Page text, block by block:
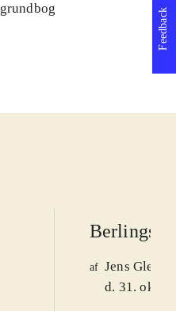
grundbog
af Jens
d. 31. okt.
Feedback